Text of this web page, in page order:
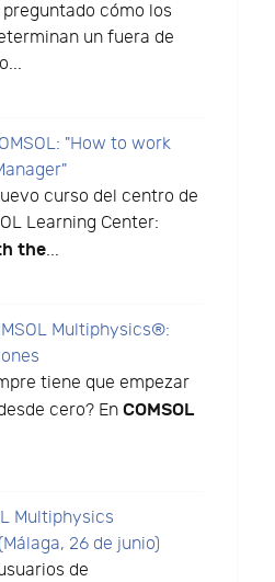
cómo los
un fuera de
"How to work
curso del centro de
Learning Center:
the...
Multiphysics®:
tiene que empezar
cero? En COMSOL
Multiphysics
26 de junio)
de